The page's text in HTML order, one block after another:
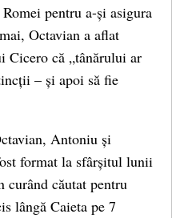
pentru a-și asigura
Octavian a aflat
Cicero că „tânărului ar
– și apoi să fie
Antoniu și
format la sfârșitul lunii
căutat pentru
lângă Caieta pe 7